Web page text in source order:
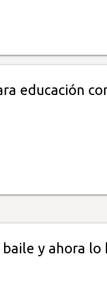
educación
y ahora lo